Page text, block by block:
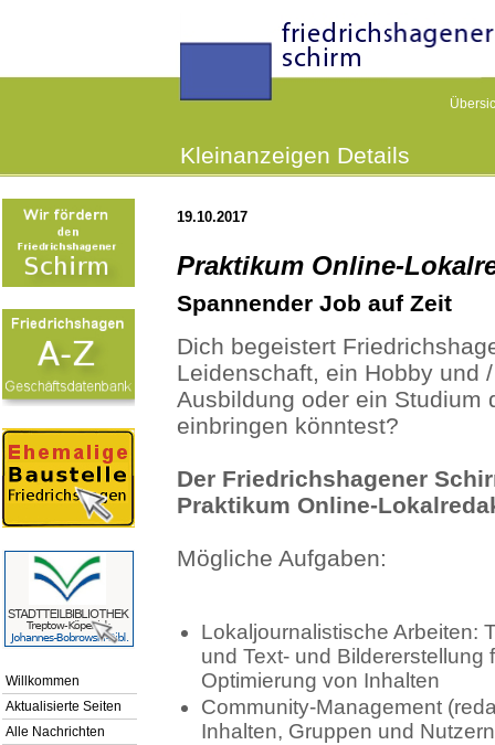
Kleinanzeigen Details
Willkommen
Aktualisierte Seiten
Alle Nachrichten
19.10.2017
Praktikum Online-
Spannender Job auf Zeit
Dich begeistert
Leidenschaft, ein Hobby und
Ausbildung oder ein Studium
einbringen könntest?
Der Friedrichshagener
Praktikum Online-
Mögliche Aufgaben:
Lokaljournalistische Arbeiten:
und Text- und
Optimierung von Inhalten
Community-Management
Inhalten, Gruppen und